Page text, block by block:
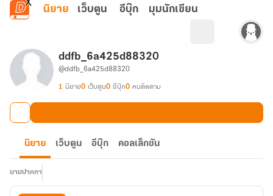
ข้ามไปยังเนื้อหาหลัก
นิยาย เว็บตูน อีบุ๊ก มุมนักเขียน
ddfb_6a425d88320
@ddfb_6a425d88320
1 นิยาย0 เว็บตูน0 อีบุ๊ก0 คนติดตาม
นิยาย เว็บตูน อีบุ๊ก คอลเล็กชัน
นามปากกา